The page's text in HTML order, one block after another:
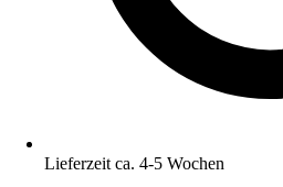
Lieferzeit ca. 4-5 Wochen